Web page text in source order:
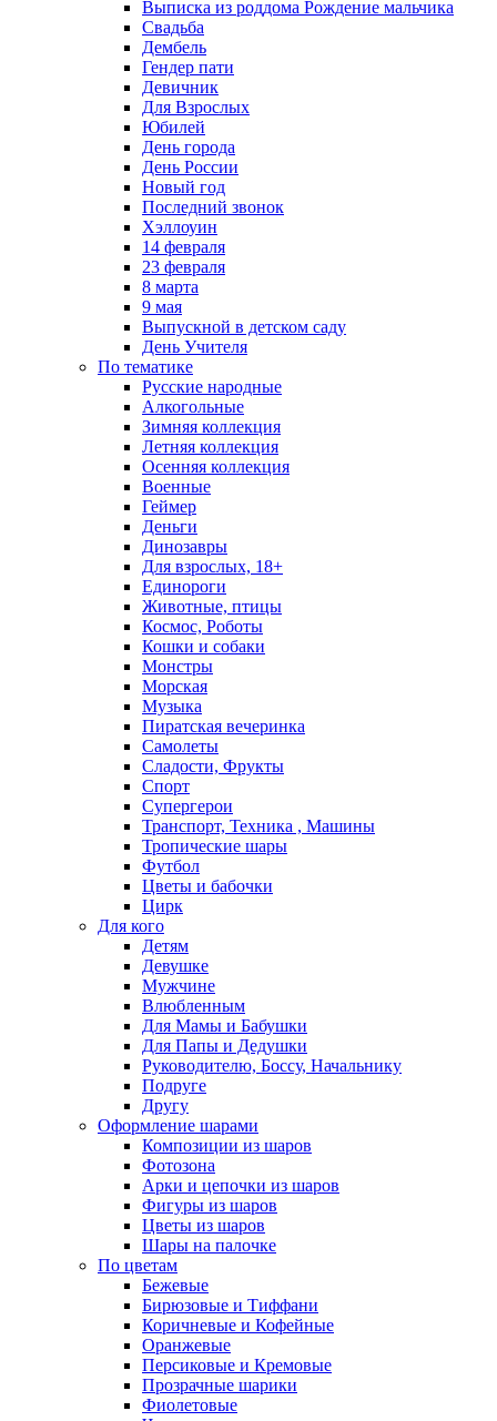
Выписка из роддома Рождение мальчика
Свадьба
Дембель
Гендер пати
Девичник
Для Взрослых
Юбилей
День города
День России
Новый год
Последний звонок
Хэллоуин
14 февраля
23 февраля
8 марта
9 мая
Выпускной в детском саду
День Учителя
По тематике
Русские народные
Алкогольные
Зимняя коллекция
Летняя коллекция
Осенняя коллекция
Военные
Геймер
Деньги
Динозавры
Для взрослых, 18+
Единороги
Животные, птицы
Космос, Роботы
Кошки и собаки
Монстры
Морская
Музыка
Пиратская вечеринка
Самолеты
Сладости, Фрукты
Спорт
Супергерои
Транспорт, Техника , Машины
Тропические шары
Футбол
Цветы и бабочки
Цирк
Для кого
Детям
Девушке
Мужчине
Влюбленным
Для Мамы и Бабушки
Для Папы и Дедушки
Руководителю, Боссу, Начальнику
Подруге
Другу
Оформление шарами
Композиции из шаров
Фотозона
Арки и цепочки из шаров
Фигуры из шаров
Цветы из шаров
Шары на палочке
По цветам
Бежевые
Бирюзовые и Тиффани
Коричневые и Кофейные
Оранжевые
Персиковые и Кремовые
Прозрачные шарики
Фиолетовые